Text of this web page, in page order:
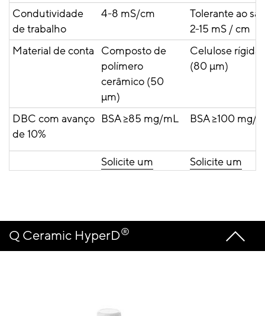
Condutividade
de trabalho
4-8 mS/cm
Tolerante ao sal:
2-15 mS / cm
Material de conta Composto de
polímero
cerâmico (50
µm)
Celulose rígida
(80 µm)
DBC com avanço
de 10%
BSA ≥85 mg/mL BSA ≥100 mg/
Solicite um
Solicite um
Q Ceramic HyperD®